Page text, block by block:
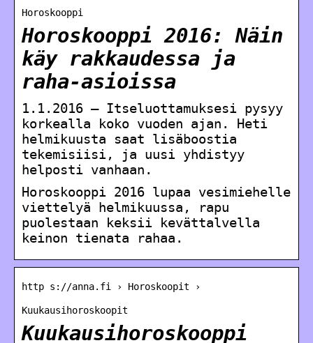
Horoskooppi
Horoskooppi 2016: Näin
käy rakkaudessa ja
raha-asioissa
1.1.2016 — Itseluottamuksesi pysyy
korkealla koko vuoden ajan. Heti
helmikuusta saat lisäboostia
tekemisiisi, ja uusi yhdistyy
helposti vanhaan.
Horoskooppi 2016 lupaa vesimiehelle
viettelyä helmikuussa, rapu
puolestaan keksii kevättalvella
keinon tienata rahaa.
http s://anna.fi › Horoskoopit ›
Kuukausihoroskoopit
Kuukausihoroskooppi